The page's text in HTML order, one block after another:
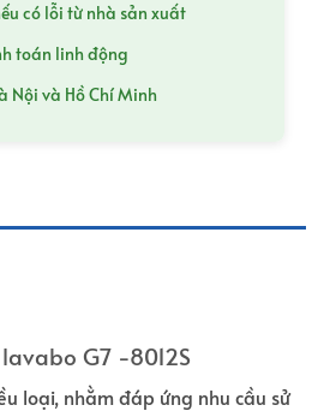
có lỗi từ nhà sản xuất
toán linh động
Nội và Hồ Chí Minh
G7 -8012S
loại, nhằm đáp ứng nhu cầu sử